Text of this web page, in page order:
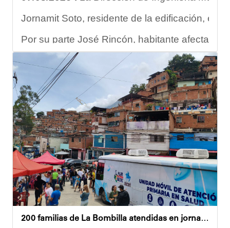
Jornamit Soto, residente de la edificación,
Por su parte José Rincón, habitante afectado
“El proceso comenzó con una primera
Ante la emergencia, los vecinos del referido
Las cuadrillas de trabajo permanecen
Yois Coellar
200 familias de La Bombilla atendidas en jornada integral